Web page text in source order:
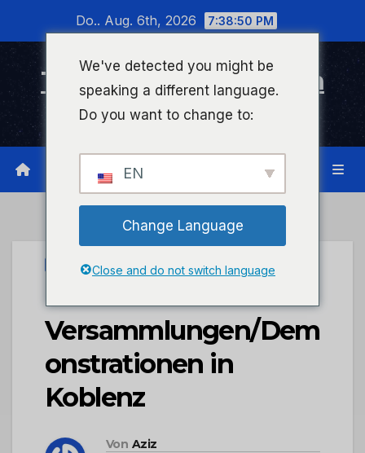
wechseln
Do.. Aug. 6th, 2026 7:38:51 PM
Timeline Bad Kreuznach
Infonetzwerk für Bad Kreuznach
UNCATEGORIZED
POL-PPKO:
Versammlungen/Dem
onstrationen in
Koblenz
Von Aziz
We've detected you might be
speaking a different language.
Do you want to change to:
EN
Change Language
Close and do not switch language